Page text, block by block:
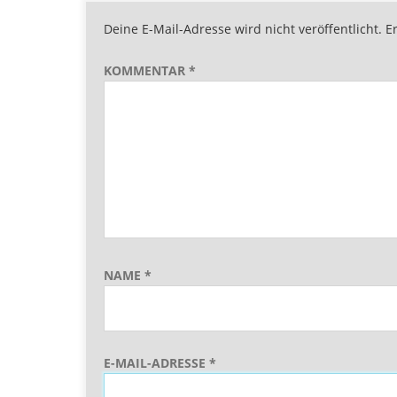
Deine E-Mail-Adresse wird nicht veröffentlicht.
KOMMENTAR *
NAME *
E-MAIL-ADRESSE *